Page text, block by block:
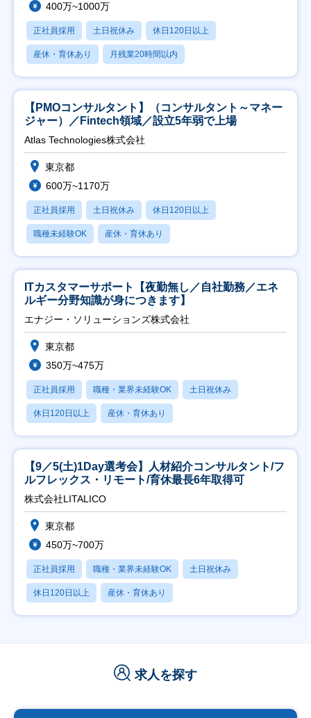
400万~1000万
正社員採用 土日祝休み 休日120日以上
産休・育休あり 月残業20時間以内
【PMOコンサルタント】（コンサルタント～マネー
ジャー）／Fintech領域／設立5年弱で上場
Atlas Technologies株式会社
東京都
600万~1170万
正社員採用 土日祝休み 休日120日以上
職種未経験OK 産休・育休あり
ITカスタマーサポート【夜勤無し／自社勤務／エネ
ルギー分野知識が身につきます】
エナジー・ソリューションズ株式会社
東京都
350万~475万
正社員採用 職種・業界未経験OK 土日祝休み
休日120日以上 産休・育休あり
【9／5(土)1Day選考会】人材紹介コンサルタント/フ
ルフレックス・リモート/育休最長6年取得可
株式会社LITALICO
東京都
450万~700万
正社員採用 職種・業界未経験OK 土日祝休み
休日120日以上 産休・育休あり
求人を探す